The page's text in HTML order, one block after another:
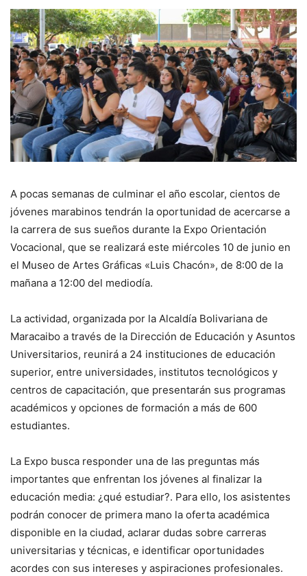
A pocas semanas de culminar el año escolar, cientos de
jóvenes marabinos tendrán la oportunidad de acercarse a
la carrera de sus sueños durante la Expo Orientación
Vocacional, que se realizará este miércoles 10 de junio en
el Museo de Artes Gráficas «Luis Chacón», de 8:00 de la
mañana a 12:00 del mediodía.
La actividad, organizada por la Alcaldía Bolivariana de
Maracaibo a través de la Dirección de Educación y Asuntos
Universitarios, reunirá a 24 instituciones de educación
superior, entre universidades, institutos tecnológicos y
centros de capacitación, que presentarán sus programas
académicos y opciones de formación a más de 600
estudiantes.
La Expo busca responder una de las preguntas más
importantes que enfrentan los jóvenes al finalizar la
educación media: ¿qué estudiar?. Para ello, los asistentes
podrán conocer de primera mano la oferta académica
disponible en la ciudad, aclarar dudas sobre carreras
universitarias y técnicas, e identificar oportunidades
acordes con sus intereses y aspiraciones profesionales.